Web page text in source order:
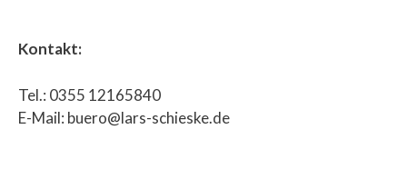
Kontakt:
Tel.: 0355 12165840
E-Mail: buero@lars-schieske.de